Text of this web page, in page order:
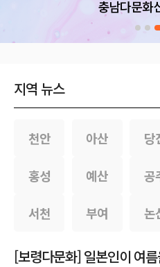
충남다문화
지역 뉴스
천안 아산 당
홍성 예산 공
서천 부여 논
[보령다문화] 일본인이 여